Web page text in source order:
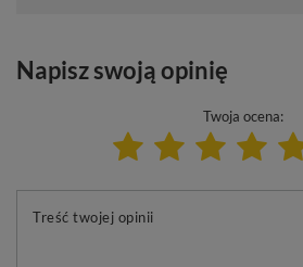
Napisz swoją opinię
Twoja ocena:
Treść twojej opinii